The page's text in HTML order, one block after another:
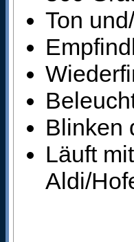
Ton
Blinken
Läuft
Aldi/